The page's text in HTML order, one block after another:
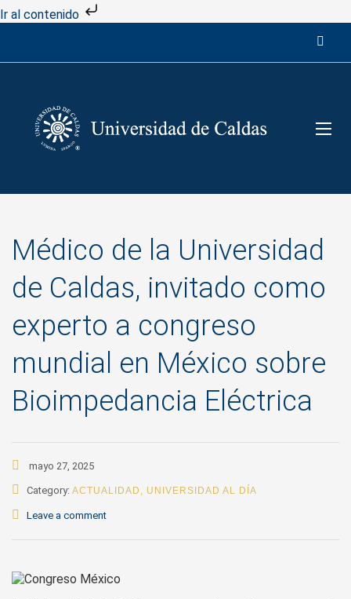
Ir al contenido
Médico de la Universidad
de Caldas, invitado como
experto a congreso
mundial en México sobre
Bioimpedancia Eléctrica
mayo 27, 2025
Category: ACTUALIDAD , UNIVERSIDAD AL DÍA
Leave a comment